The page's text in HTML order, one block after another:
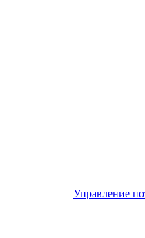
Управление